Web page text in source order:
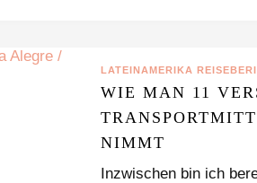
LATEINAMERIKA
WIE MAN 11
NIMMT
Inzwischen bin ich